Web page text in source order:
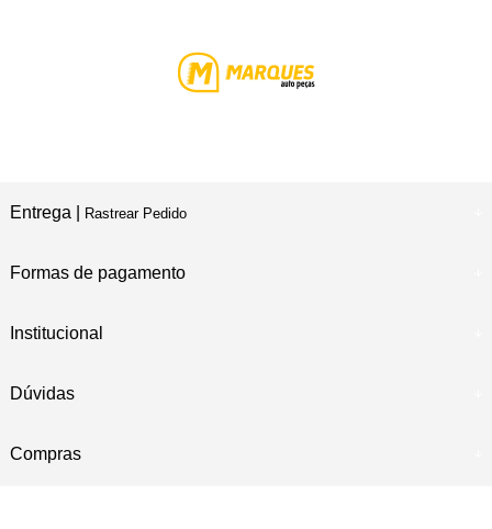
Entrega | Rastrear Pedido
Formas de pagamento
Institucional
Dúvidas
Compras